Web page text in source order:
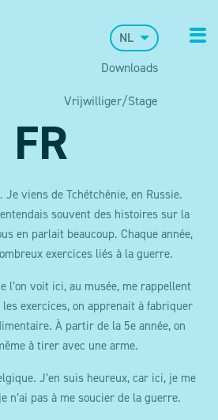
NL
Downloads
Vrijwilliger/Stage
FR
viens de Tchétchénie, en Russie.
souvent des histoires sur la
en parlait beaucoup. Chaque année,
exercices liés à la guerre.
l’on voit ici, au musée, me rappellent
exercices, on apprenait à fabriquer
À partir de la 5e année, on
à tirer avec une arme.
J’en suis heureux, car ici, je me
n’ai pas à me soucier de la guerre.